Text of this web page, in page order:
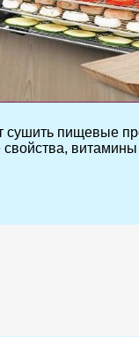
пищевые
свойства,